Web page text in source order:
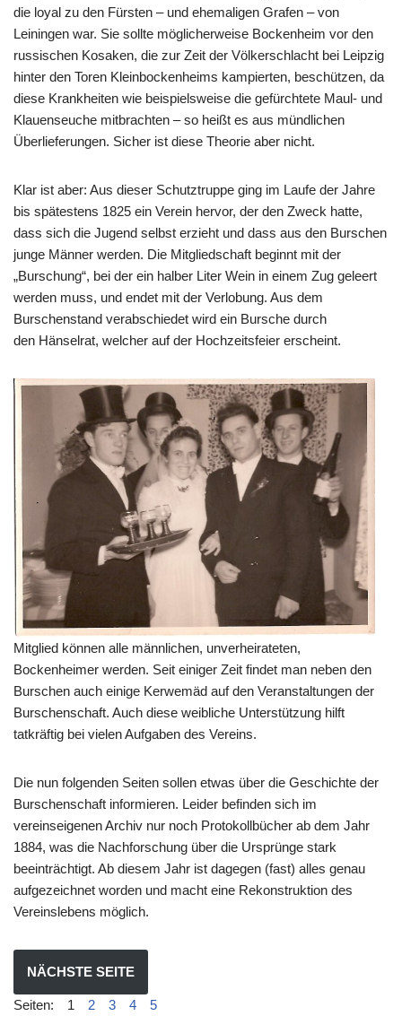
die loyal zu den Fürsten – und ehemaligen Grafen – von
Leiningen war. Sie sollte möglicherweise Bockenheim vor den
russischen Kosaken, die zur Zeit der Völkerschlacht bei Leipzig
hinter den Toren Kleinbockenheims kampierten, beschützen, da
diese Krankheiten wie beispielsweise die gefürchtete Maul- und
Klauenseuche mitbrachten – so heißt es aus mündlichen
Überlieferungen. Sicher ist diese Theorie aber nicht.
Klar ist aber: Aus dieser Schutztruppe ging im Laufe der Jahre
bis spätestens 1825 ein Verein hervor, der den Zweck hatte,
dass sich die Jugend selbst erzieht und dass aus den Burschen
junge Männer werden. Die Mitgliedschaft beginnt mit der
„Burschung“, bei der ein halber Liter Wein in einem Zug geleert
werden muss, und endet mit der Verlobung. Aus dem
Burschenstand verabschiedet wird ein Bursche durch
den Hänselrat, welcher auf der Hochzeitsfeier erscheint.
Mitglied können alle männlichen, unverheirateten,
Bockenheimer werden. Seit einiger Zeit findet man neben den
Burschen auch einige Kerwemäd auf den Veranstaltungen der
Burschenschaft. Auch diese weibliche Unterstützung hilft
tatkräftig bei vielen Aufgaben des Vereins.
Die nun folgenden Seiten sollen etwas über die Geschichte der
Burschenschaft informieren. Leider befinden sich im
vereinseigenen Archiv nur noch Protokollbücher ab dem Jahr
1884, was die Nachforschung über die Ursprünge stark
beeinträchtigt. Ab diesem Jahr ist dagegen (fast) alles genau
aufgezeichnet worden und macht eine Rekonstruktion des
Vereinslebens möglich.
NÄCHSTE SEITE
Seiten: 1 2 3 4 5